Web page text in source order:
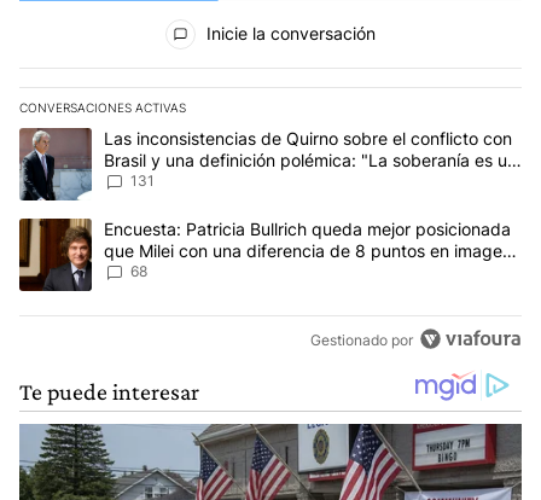
Todos los comentarios
Inicie la conversación
CONVERSACIONES ACTIVAS
Este listado muestra los artículos con más comentarios en los
Un artículo de tendencia con el título "Las inconsistencias de
Las inconsistencias de Quirno sobre el conflicto con
Brasil y una definición polémica: "La soberanía es un
concepto antiguo"
131
Un artículo de tendencia con el título "Encuesta: Patricia
Encuesta: Patricia Bullrich queda mejor posicionada
que Milei con una diferencia de 8 puntos en imagen
negativa
68
Gestionado por